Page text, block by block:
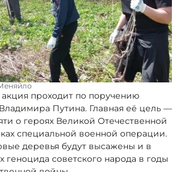
акция проходит по поручению
Путина. Главная её цель —
о героях Великой Отечественной
специальной военной операции.
деревья будут высажены и в
геноцида советского народа в годы